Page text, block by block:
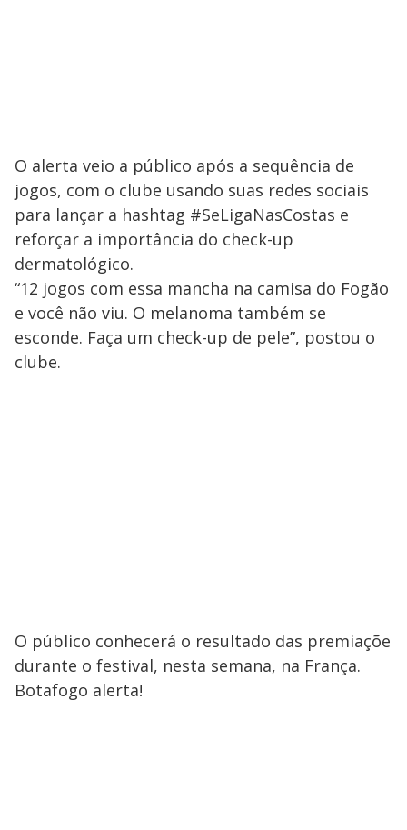
O alerta veio a público após a sequência de
jogos, com o clube usando suas redes sociais
para lançar a hashtag #SeLigaNasCostas e
reforçar a importância do check-up
dermatológico.
“12 jogos com essa mancha na camisa do Fogão
e você não viu. O melanoma também se
esconde. Faça um check-up de pele”, postou o
clube.
O público conhecerá o resultado das premiaçõe
durante o festival, nesta semana, na França.
Botafogo alerta!